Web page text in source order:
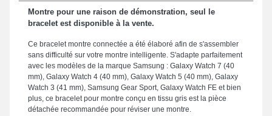
Montre pour une raison de démonstration, seul le
bracelet est disponible à la vente.
Ce bracelet montre connectée a été élaboré afin de s'assembler
sans difficulté sur votre montre intelligente. S'adapte parfaitement
avec les modèles de la marque Samsung : Galaxy Watch 7 (40
mm), Galaxy Watch 4 (40 mm), Galaxy Watch 5 (40 mm), Galaxy
Watch 3 (41 mm), Samsung Gear Sport, Galaxy Watch FE et bien
plus, ce bracelet pour montre conçu en tissu gris est la pièce
détachée recommandée pour réviser une montre.